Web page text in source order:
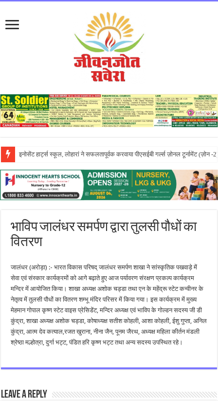
लायलपुर खालसा कॉलेज फॉर विमेन, जालंधर की पूनम ने GNDU यूनिवर्सिटी एग्जाम में चौथा
भाविप जालंधर समर्पण द्वारा तुलसी पौधों का
वितरण
जालंधर (अरोड़ा) :- भारत विकास परिषद् जालंधर समर्पण शाखा ने सांस्कृतिक पखवाड़े में
सेवा एवं संस्कार कार्यक्रमों को आगे बढ़ाते हुए आज पर्यावरण संरक्षण प्रकल्प कार्यक्रम
मन्दिर में आयोजित किया। शाखा अध्यक्ष अशोक चड्डा तथा एन के महेंद्रू स्टेट कन्वीनर के
नेतृत्व में तुलसी पौधों का वितरण शम्भू मंदिर परिसर में किया गया। इस कार्यक्रम में मुख्य
मेहमान गोपाल कृष्ण स्टेट वाइस प्रेसिडेंट, मन्दिर अध्यक्ष एवं भाविप के गोल्डन सदस्य जी डी
कुंद्रा, शाखा अध्यक्ष अशोक चड्डा, कोषाध्यक्ष सतीश कोहली, आशा कोहली, ईशु गुप्ता, अनिल
कुंद्रा, आत्म देव कत्याल,रजत खुराना, नीना जैन, पूनम जैरथ, अध्यक्ष महिला कीर्तन मंडली
श्रेष्ठा मल्होत्रा, दुर्गा भट्ट, पंडित हरि कृष्ण भट्ट तथा अन्य सदस्य उपस्थित रहे।
Leave a Reply